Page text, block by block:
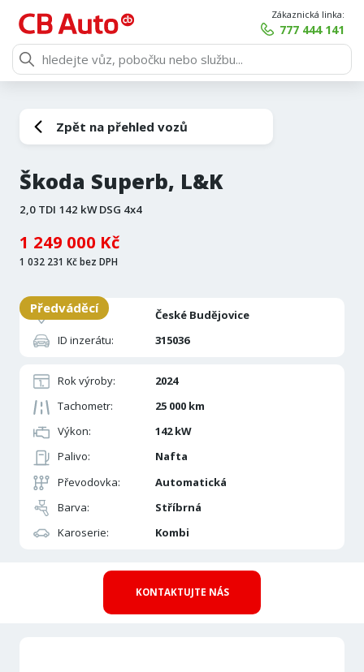
Zákaznická linka:
777 444 141
Zpět na přehled vozů
Škoda Superb, L&K
2,0 TDI 142 kW DSG 4x4
1 249 000 Kč
1 032 231 Kč bez DPH
Pobočka:
České Budějovice
ID inzerátu:
315036
Rok výroby:
2024
Tachometr:
25 000 km
Výkon:
142 kW
Palivo:
Nafta
Převodovka:
Automatická
Barva:
Stříbrná
Karoserie:
Kombi
Předváděcí
KONTAKTUJTE NÁS